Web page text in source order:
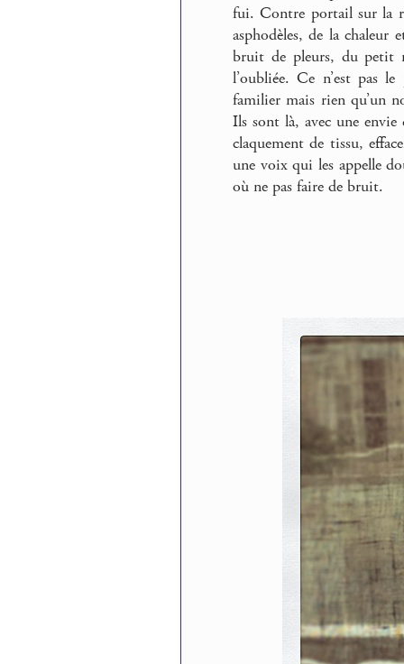
fui. Contre portail sur la
asphodèles, de la
bruit de pleurs, du petit
l’oubliée. Ce n’est pas
familier mais rien qu’un
Ils sont là, avec une
claquement de tissu,
une voix qui les appelle
où ne pas faire de bruit.